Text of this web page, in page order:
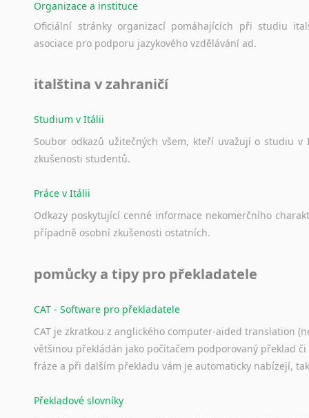
Organizace a instituce
Oficiální stránky organizací pomáhajících při studiu
asociace pro podporu jazykového vzdělávání ad.
italština v zahraničí
Studium v Itálii
Soubor odkazů užitečných všem, kteří uvažují o studiu v
zkušenosti studentů.
Práce v Itálii
Odkazy poskytující cenné informace nekomerčního
případně osobní zkušenosti ostatních.
pomůcky a tipy pro překladatele
CAT - Software pro překladatele
CAT je zkratkou z anglického computer-aided translation
většinou překládán jako počítačem podporovaný překlad
fráze a při dalším překladu vám je automaticky nabízejí,
Překladové slovníky